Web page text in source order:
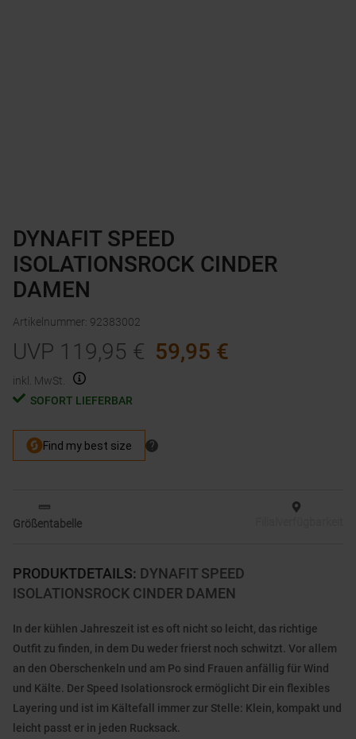
PRODUKTDETAILS: DYNAFIT SPEED
ISOLATIONSROCK CINDER DAMEN
In der kühlen Jahreszeit ist es oft nicht so leicht, das richtige
Outfit zu finden, in dem Du weder frierst noch schwitzt. Vor allem
an den Oberschenkeln und am Po sind Frauen anfällig für Wind
und Kälte. Der Speed Isolationsrock ermöglicht Dir ein flexibles
Layering und ist im Kältefall immer zur Stelle: Klein, kompakt und
leicht passt er in jeden Rucksack.
DYNAFIT SPEED
ISOLATIONSROCK CINDER
DAMEN
Artikelnummer: 92383002
UVP 119,95 € 59,95 €
inkl. MwSt.
SOFORT LIEFERBAR
Größentabelle